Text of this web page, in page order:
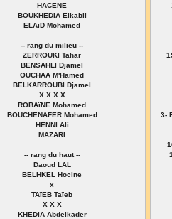
HACENE
BOUKHEDIA Elkabil
ELAïD Mohamed
-- rang du milieu --
ZERROUKI Tahar
BENSAHLI Djamel
OUCHAA M'Hamed
BELKARROUBI Djamel
X X X X
ROBAïNE Mohamed
BOUCHENAFER Mohamed
HENNI Ali
MAZARI
-- rang du haut --
Daoud LAL
BELHKEL Hocine
x
TAïEB Taïeb
X X X
KHEDIA Abdelkader
3-